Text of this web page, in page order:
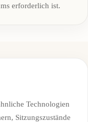
erforderlich ist.
Technologien
Sitzungszustände